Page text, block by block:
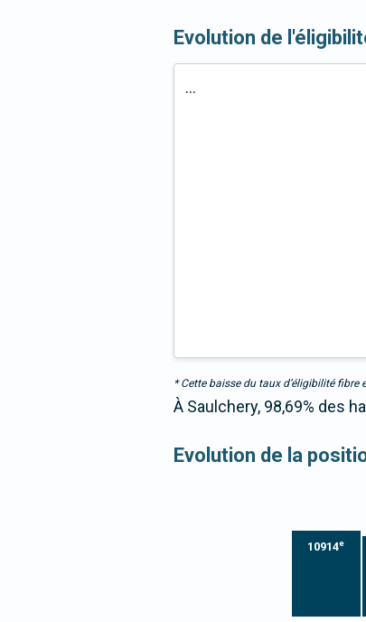
Evolution de
...
* Cette baisse du taux d’éligibilité
À Saulchery, 98,69% des
Evolution de la
10914e